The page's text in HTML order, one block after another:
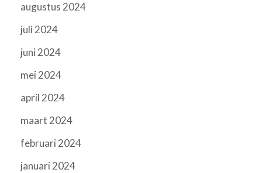
augustus 2024
juli 2024
juni 2024
mei 2024
april 2024
maart 2024
februari 2024
januari 2024